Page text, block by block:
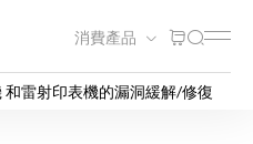
消費產品
雷射印表機的漏洞緩解/修復